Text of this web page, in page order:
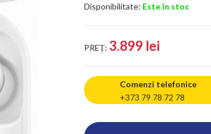
Disponibilitate: Este în stoc
PREȚ: 3.899 lei
Comenzi telefonice
+373 79 78 72 78